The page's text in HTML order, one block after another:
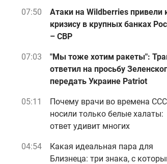
07:50
Атаки на Wildberries привели
кризису в крупных банках
– СВР
07:03
"Мы тоже хотим ракеты":
ответил на просьбу
передать Украине Patriot
05:11
Почему врачи во времена
носили только белые халаты:
ответ удивит многих
04:54
Какая идеальная пара для
Близнеца: три знака, с